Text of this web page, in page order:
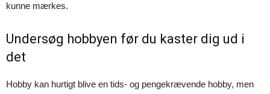
kunne mærkes.
Undersøg hobbyen før du kaster dig ud i
det
Hobby kan hurtigt blive en tids- og pengekrævende hobby, men